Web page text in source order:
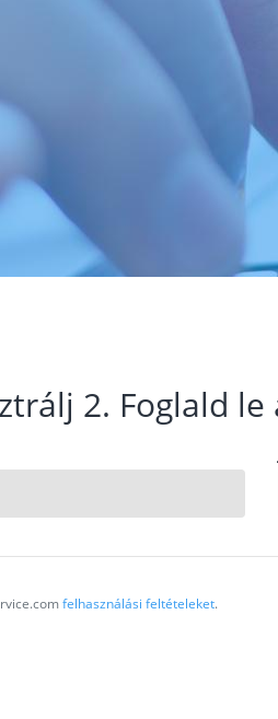
2. Foglald
felhasználási feltételeket.